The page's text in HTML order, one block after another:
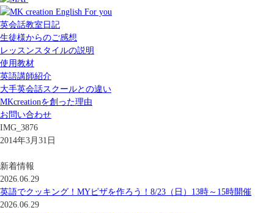
英会話教室日記
生徒様からのご感想
レッスンスタイルの説明
使用教材
英語講師紹介
大手英会話スクールとの違い
MKcreationを創った理由
お問い合わせ
IMG_3876
2014年3月31日
新着情報
2026.06.29
英語でクッキング！MYピザを作ろう！8/23（日）13時～15時開催
2026.06.29